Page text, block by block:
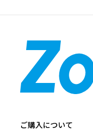
ご購入について